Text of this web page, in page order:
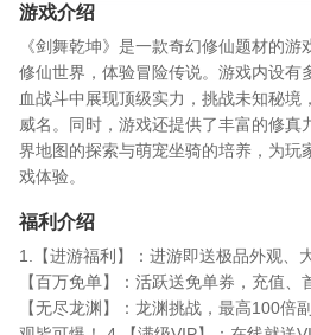
游戏介绍
《剑舞乾坤》是一款奇幻修仙题材的
修仙世界，体验冒险传说。游戏内设有
血战斗中展现顶级实力，挑战未知秘境
威名。同时，游戏还提供了丰富的修真
界地图的探索与萌宠坐骑的培养，为玩
戏体验。
福利介绍
1.【进游福利】：进游即送极品外观、
【百万免单】：活跃送免单券，充值、
【无尽龙渊】：龙渊挑战，最高100倍